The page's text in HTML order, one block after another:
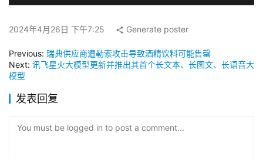
2024年4月26日 下午7:25 Generate poster
Previous: 瑞典供应商遭勒索攻击导致酒精饮料可能售罄
Next: 讯飞星火大模型更新并推出其首个长文本、长图文、长语音大
模型
发表回复
You must be logged in to post a comment...